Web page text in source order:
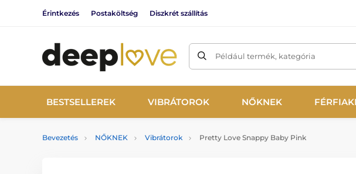
Érintkezés Postaköltség Diszkrét szállítás
Például termék, kategória
BESTSELLEREK VIBRÁTOROK NŐKNEK
Bevezetés NŐKNEK Vibrátorok Pretty Love Snappy Baby Pink